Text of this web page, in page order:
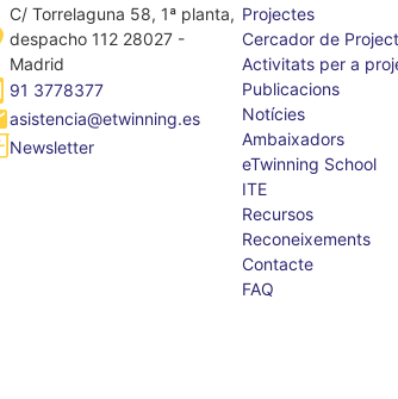
C/ Torrelaguna 58, 1ª planta,
despacho 112 28027 -
Madrid
91 3778377
asistencia@etwinning.es
Newsletter
Projectes
Cercador de
Activitats per a
Publicacions
Notícies
Ambaixadors
eTwinning School
ITE
Recursos
Reconeixements
Contacte
FAQ